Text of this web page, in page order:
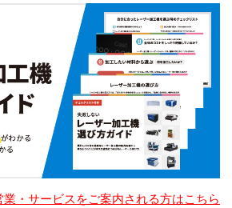
業・サービスをご案内される方はこちら